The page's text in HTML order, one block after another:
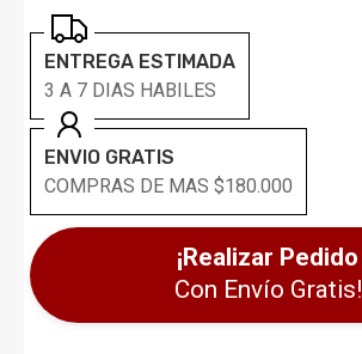
ENTREGA ESTIMADA
3 A 7 DIAS HABILES
ENVIO GRATIS
COMPRAS DE MAS $180.000
¡Realizar Pedido
Con Envío Gratis!